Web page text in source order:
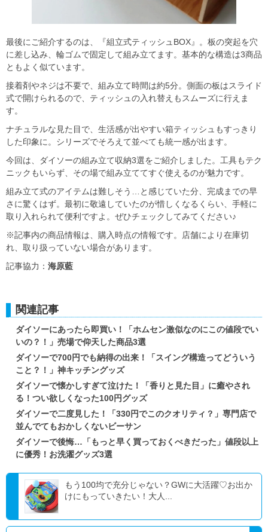
最後にご紹介するのは、『組立式ティッシュBOX』。板の突起を穴
に差し込み、輪ゴムで固定して組み立てます。基本的な構造は3商品
ともよく似ています。
接着剤やネジは不要で、組み立て時間は約5分。側面の板はスライド
式で開けられるので、ティッシュの入れ替えもスムーズに行えま
す。
ナチュラルな見た目で、生活感が出やすい箱ティッシュもすっきり
した印象に。シリーズでそろえて並べても統一感が出ます。
今回は、ダイソーの組み立て収納3選をご紹介しました。工具もテク
ニックもいらず、その場で組み立ててすぐ使えるのが魅力です。
組み立て式のアイテムは難しそう…と感じていた分、完成までの早
さに驚くはず。最初に敬遠していたのが惜しくなるくらい、手軽に
取り入れられて便利ですよ。ぜひチェックしてみてください♪
※記事内の商品情報は、購入時点の情報です。店舗により在庫切
れ、取り扱っていない場合があります。
記事協力： 海原藍
関連記事
ダイソーにあったら即買い！「ホムセン激似なのにこの値段でい
いの？！」売場で仰天した商品3選
ダイソーで700円でも納得の出来！「スイング構造ってどういう
こと？！」神キッチングッズ
ダイソーで懐かしすぎて泣けた！「香りと見た目」に癒やされ
る！つい欲しくなった100円グッズ
ダイソーで二度見した！「330円でこのクオリティ？」専門店で
並んでてもおかしくないビーサン
ダイソーで後悔…「もっと早く買っておくべきだった」値段以上
に優秀！お洗濯グッズ3選
もう100均で充分じゃない？GWに大活躍♡お出か
けにもっていきたい！大人...